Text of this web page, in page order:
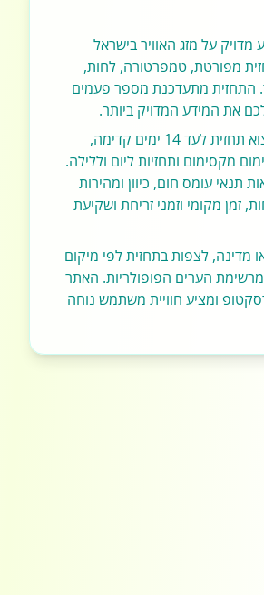
על מזג האוויר בישראל
מפורטת, טמפרטורה, לחות,
התחזית מתעדכנת מספר פעמים
את המידע המדויק ביותר.
באתר תוכלו למצוא תחזית לעד 14 ימים קדימה,
מקסימום ותחזיות ליום וללילה.
תנאי עומס חום, כיוון ומהירות
זמן מקומי וזמני זריחת ושקיעת
מדינה, לצפות בתחזית לפי מיקום
מרשימת הערים הפופולריות. האתר
ומציע חוויית משתמש נוחה